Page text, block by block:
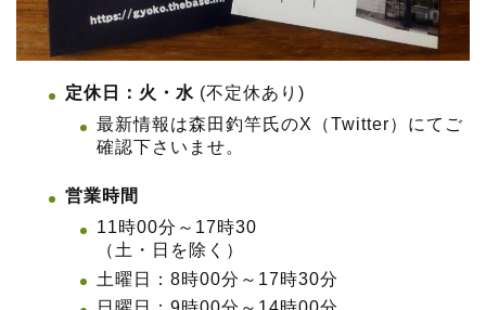
定休日：火・水 (不定休あり)
最新情報は森田釣竿氏のX（Twitter）にてご
確認下さいませ。
営業時間
11時00分～17時30
（土・日を除く）
土曜日：8時00分～17時30分